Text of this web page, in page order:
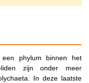
phylum binnen het
zijn onder meer
In deze laatste